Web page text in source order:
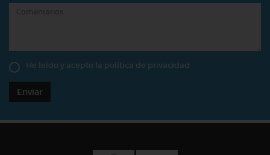
He leído y acepto la política de privacidad
Enviar